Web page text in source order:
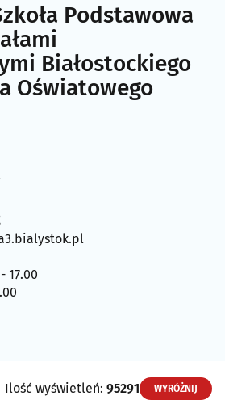
Podstawowa
Białostockiego
Oświatowego
17.00
Ilość wyświetleń: 95291 WYRÓŻNIJ